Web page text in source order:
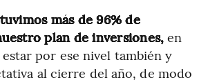
más de 96% de
plan de inversiones, en
por ese nivel también y
al cierre del año, de modo